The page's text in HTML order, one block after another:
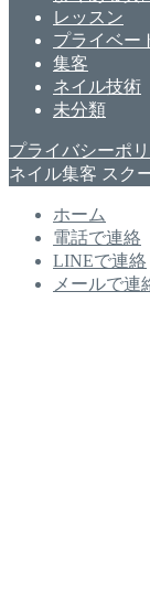
レッスン
プライベー
集客
ネイル技術
未分類
プライバシーポ
ネイル集客 スク
ホーム
電話で連絡
LINEで連絡
メールで連